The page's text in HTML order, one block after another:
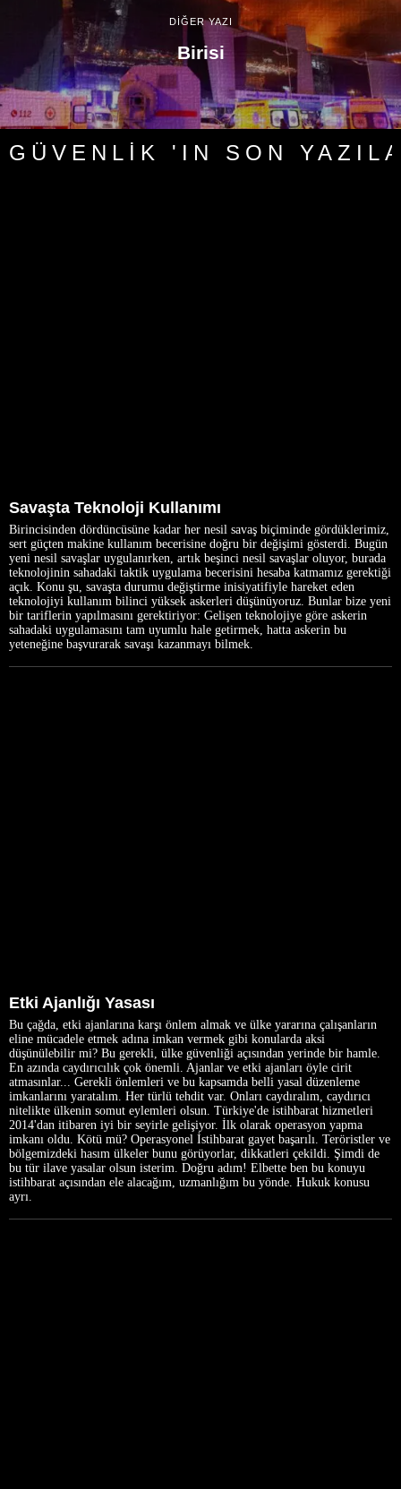
DİĞER YAZI
Birisi
GÜVENLIK 'IN SON
Savaşta Teknoloji Kullanımı
Birincisinden dördüncüsüne kadar her nesil savaş biçiminde gördüklerimiz,
sert güçten makine kullanım becerisine doğru bir değişimi gösterdi. Bugün
yeni nesil savaşlar uygulanırken, artık beşinci nesil savaşlar oluyor, burada
teknolojinin sahadaki taktik uygulama becerisini hesaba katmamız gerektiği
açık. Konu şu, savaşta durumu değiştirme inisiyatifiyle hareket eden
teknolojiyi kullanım bilinci yüksek askerleri düşünüyoruz. Bunlar bize yeni
bir tariflerin yapılmasını gerektiriyor: Gelişen teknolojiye göre askerin
sahadaki uygulamasını tam uyumlu hale getirmek, hatta askerin bu
yeteneğine başvurarak savaşı kazanmayı bilmek.
Etki Ajanlığı Yasası
Bu çağda, etki ajanlarına karşı önlem almak ve ülke yararına çalışanların
eline mücadele etmek adına imkan vermek gibi konularda aksi
düşünülebilir mi? Bu gerekli, ülke güvenliği açısından yerinde bir hamle.
En azında caydırıcılık çok önemli. Ajanlar ve etki ajanları öyle cirit
atmasınlar... Gerekli önlemleri ve bu kapsamda belli yasal düzenleme
imkanlarını yaratalım. Her türlü tehdit var. Onları caydıralım, caydırıcı
nitelikte ülkenin somut eylemleri olsun. Türkiye'de istihbarat hizmetleri
2014'dan itibaren iyi bir seyirle gelişiyor. İlk olarak operasyon yapma
imkanı oldu. Kötü mü? Operasyonel İstihbarat gayet başarılı. Teröristler ve
bölgemizdeki hasım ülkeler bunu görüyorlar, dikkatleri çekildi. Şimdi de
bu tür ilave yasalar olsun isterim. Doğru adım! Elbette ben bu konuyu
istihbarat açısından ele alacağım, uzmanlığım bu yönde. Hukuk konusu
ayrı.